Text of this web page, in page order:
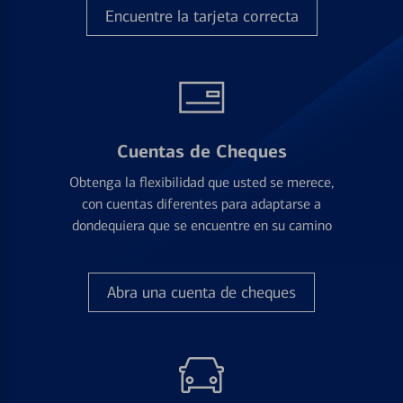
Encuentre la tarjeta correcta
Cuentas de Cheques
Obtenga la flexibilidad que usted se merece,
con cuentas diferentes para adaptarse a
dondequiera que se encuentre en su camino
Abra una cuenta de cheques